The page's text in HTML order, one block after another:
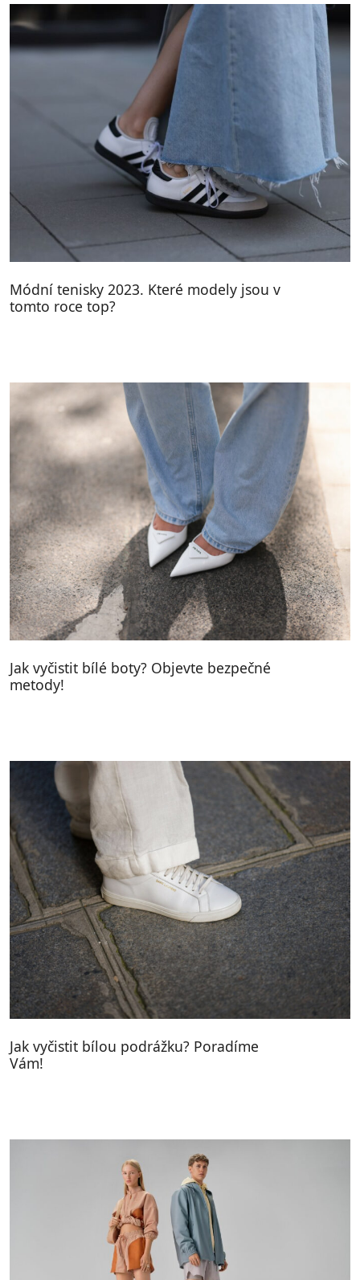
Módní tenisky 2023. Které modely jsou v
tomto roce top?
Jak vyčistit bílé boty? Objevte bezpečné
metody!
Jak vyčistit bílou podrážku? Poradíme
Vám!